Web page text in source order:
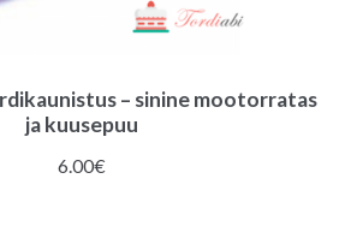
– sinine mootorratas
ja kuusepuu
6.00€